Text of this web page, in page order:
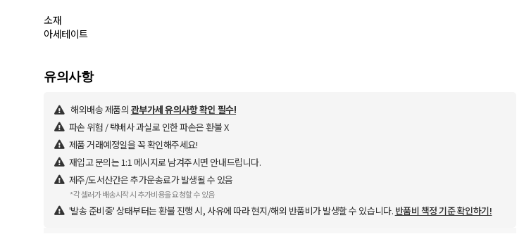
소재
아세테이트
유의사항
해외배송 제품의 관부가세 유의사항 확인 필수!
파손 위험 / 택배사 과실로 인한 파손은 환불 X
제품 거래예정일을 꼭 확인해주세요!
재입고 문의는 1:1 메시지로 남겨주시면 안내드립니다.
제주/도서산간은 추가운송료가 발생될 수 있음
*각 셀러가 배송시작 시 추가비용을 요청할 수 있음
'발송 준비중' 상태부터는 환불 진행 시, 사유에 따라 현지/해외 반품비가 발생할 수 있습니다. 반품비 책정 기준 확인하기!